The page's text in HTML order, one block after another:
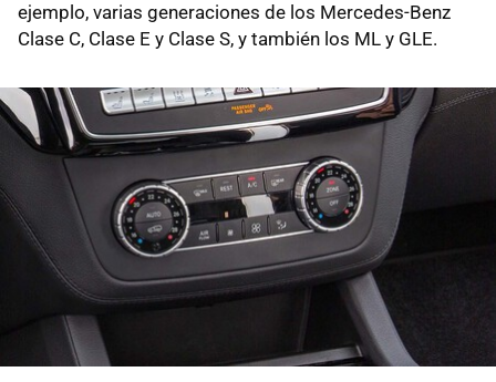
ejemplo, varias generaciones de los Mercedes-Benz
Clase C, Clase E y Clase S, y también los ML y GLE.